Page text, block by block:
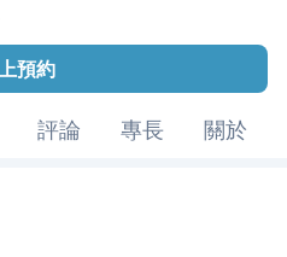
療人員
預約
評論 專長 關於